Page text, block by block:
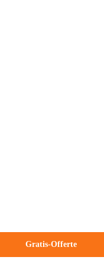
Gratis-Offerte